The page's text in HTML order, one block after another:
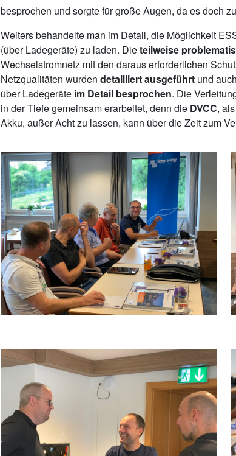
besprochen und sorgte für große Augen, da es doch
Weiters behandelte man im Detail, die Möglichkeit
(über Ladegeräte) zu laden. Dieteilweise
Wechselstromnetz mit den daraus erforderlichen
Netzqualitäten wurden detailliert ausgeführt und
über Ladegeräte im Detail besprochen. Die
in der Tiefe gemeinsam erarbeitet, denn die DVCC,
Akku, außer Acht zu lassen, kann über die Zeit zum